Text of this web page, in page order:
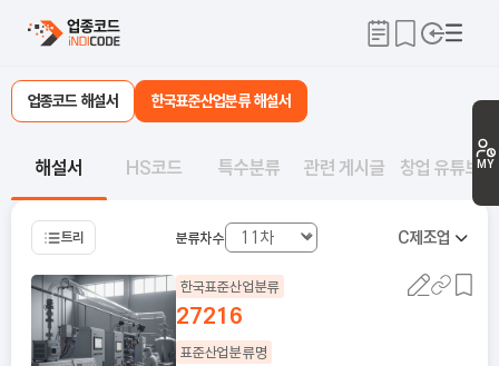
MY
업종코드 해설서 한국표준산업분류 해설서
해설서 HS코드 특수분류 관련 게시글 창업 유튜브
트리 분류차수 C제조업
한국표준산업분류
27216
표준산업분류명